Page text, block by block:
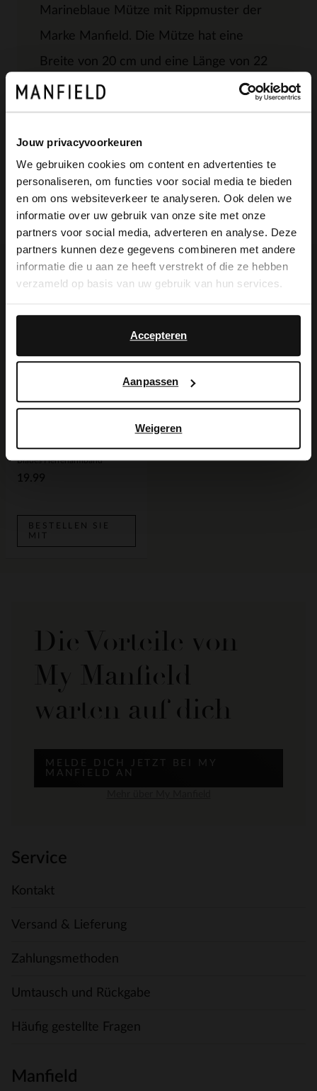
Jouw privacyvoorkeuren
We gebruiken cookies om content en advertenties te
personaliseren, om functies voor social media te bieden
en om ons websiteverkeer te analyseren. Ook delen we
informatie over uw gebruik van onze site met onze
partners voor social media, adverteren en analyse. Deze
partners kunnen deze gegevens combineren met andere
informatie die u aan ze heeft verstrekt of die ze hebben
verzameld op basis van uw gebruik van hun services.
Accepteren
Aanpassen
Weigeren
Ich suche es für Sie
Blaues Herrenarmband
19.99
BESTELLEN SIE
MIT
Marineblaue Mütze mit Rippmuster der
Marke Manfield. Die Mütze hat eine
Breite von 20 cm und eine Länge von 22
cm.
Produktdetails
Lieferung & Rücksendung
Die Vorteile von
My Manfield
warten auf dich
MELDE DICH JETZT BEI MY
MANFIELD AN
Service
Kontakt
Versand & Lieferung
Zahlungsmethoden
Umtausch und Rückgabe
Häufig gestellte Fragen
Manfield
×
View this website in English?
It looks like your language isn't Dutch. Would
you like to switch to English?
English